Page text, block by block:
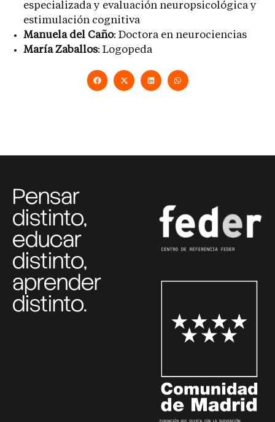
especializada y evaluación neuropsicológica y
estimulación cognitiva
Manuela del Caño: Doctora en neurociencias
María Zaballos: Logopeda
Pensar
distinto,
educar
distinto,
aprender
distinto.